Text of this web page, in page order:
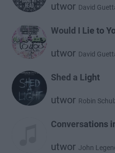
utwor David
Would I Lie to
utwor David
Shed a Light
utwor Robin
Conversations
utwor John